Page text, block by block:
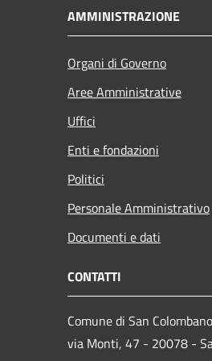
AMMINISTRAZIONE
Organi di Governo
Aree Amministrative
Uffici
Enti e fondazioni
Politici
Personale Amministrativo
Documenti e dati
CONTATTI
Comune di San
via Monti, 47 - 20078 -